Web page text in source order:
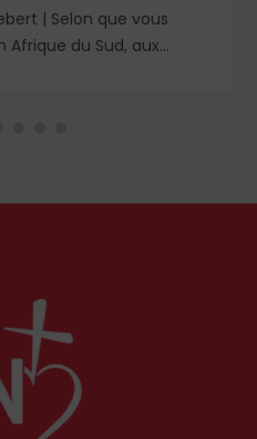
| Selon que vous
Afrique du Sud, aux
ou en Irlande
XIV récemment.